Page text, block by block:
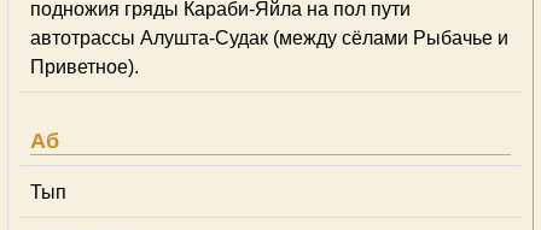
подножия гряды Караби-Яйла на пол пути
автотрассы Алушта-Судак (между сёлами Рыбачье и
Приветное).
Аб
Тып